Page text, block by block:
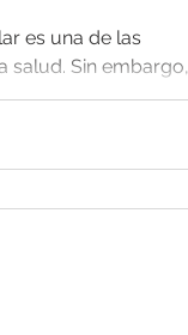
es una de las
salud. Sin embargo,